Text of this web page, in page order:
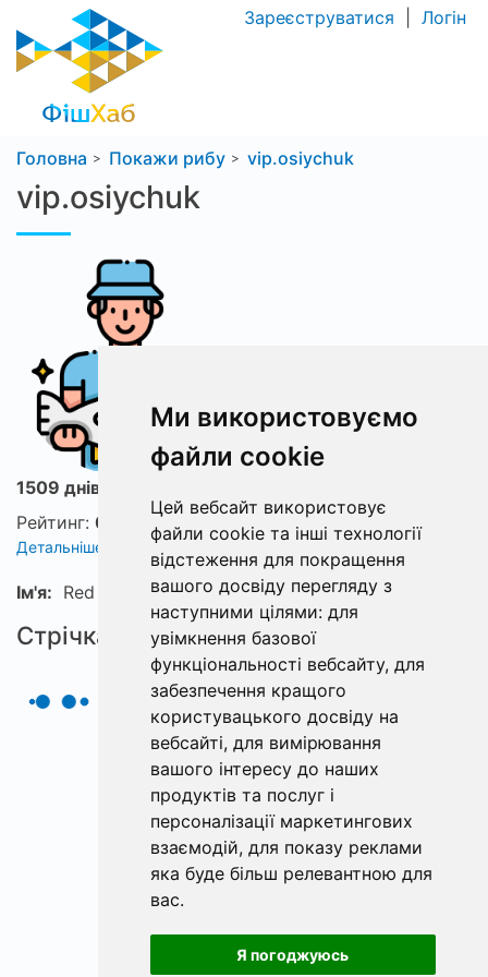
Ми використовуємо
файли cookie
Цей вебсайт використовує
файли cookie та інші технології
відстеження для покращення
вашого досвіду перегляду з
наступними цілями: для
увімкнення базової
функціональності вебсайту, для
забезпечення кращого
користувацького досвіду на
вебсайті, для вимірювання
вашого інтересу до наших
продуктів та послуг і
персоналізації маркетингових
взаємодій, для показу реклами
яка буде більш релевантною для
вас.
Я погоджуюсь
Зареєструватися Логін
Головна Покажи рибу vip.osiychuk
vip.osiychuk
1509 днів з ФішХаб
Рейтинг: 0
Детальніше про рейтинг
Ім'я: Red
Стрічка